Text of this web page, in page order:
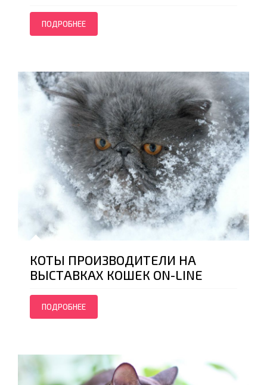
ПОДРОБНЕЕ
КОТЫ ПРОИЗВОДИТЕЛИ НА
ВЫСТАВКАХ КОШЕК ON-LINE
ПОДРОБНЕЕ